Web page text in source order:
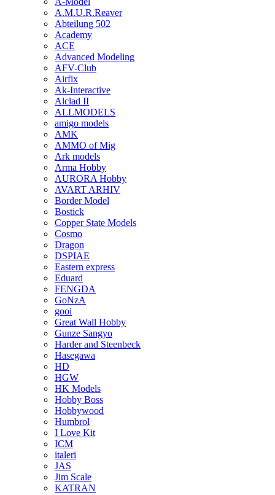
A.M.U.R.Reaver
Abteilung 502
Academy
ACE
Advanced Modeling
AFV-Club
Airfix
Ak-Interactive
Alclad II
ALLMODELS
amigo models
AMK
AMMO of Mig
Ark models
Arma Hobby
AURORA Hobby
AVART ARHIV
Border Model
Bostick
Copper State Models
Cosmo
Dragon
DSPIAE
Eastern express
Eduard
FENGDA
GoNzA
gooi
Great Wall Hobby
Gunze Sangyo
Harder and Steenbeck
Hasegawa
HD
HGW
HK Models
Hobby Boss
Hobbywood
Humbrol
I Love Kit
ICM
italeri
JAS
Jim Scale
KATRAN